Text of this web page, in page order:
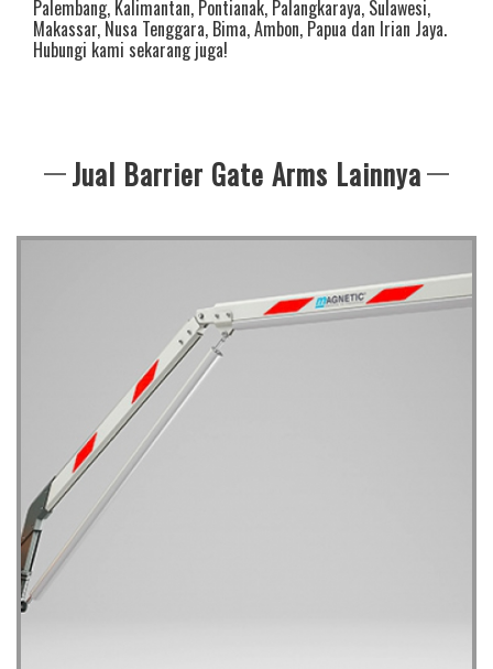
Palembang, Kalimantan, Pontianak, Palangkaraya, Sulawesi,
Makassar, Nusa Tenggara, Bima,Ambon, Papua dan Irian Jaya.
Hubungi kami sekarang juga!
Jual Barrier Gate Arms Lainnya